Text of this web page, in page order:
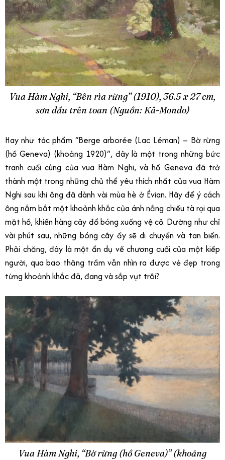
Vua Hàm Nghi, “Bên rìa rừng” (1910), 36.5 x 27 cm,
sơn dầu trên toan (Nguồn: Kâ-Mondo)
Hay như tác phẩm “Berge arborée (Lac Léman) – Bờ rừng
(hồ Geneva) (khoảng 1920)”, đây là một trong những bức
tranh cuối cùng của vua Hàm Nghi, và hồ Geneva đã trở
thành một trong những chủ thể yêu thích nhất của vua Hàm
Nghi sau khi ông đã dành vài mùa hè ở Évian. Hãy để ý cách
ông nắm bắt một khoảnh khắc của ánh nắng chiều tà rọi qua
mặt hồ, khiến hàng cây đổ bóng xuống vệ cỏ. Dường như chỉ
vài phút sau, những bóng cây ấy sẽ di chuyển và tan biến.
Phải chăng, đây là một ẩn dụ về chương cuối của một kiếp
người, qua bao thăng trầm vẫn nhìn ra được vẻ đẹp trong
từng khoảnh khắc đã, đang và sắp vụt trôi?
Vua Hàm Nghi, “Bờ rừng (hồ Geneva)” (khoảng